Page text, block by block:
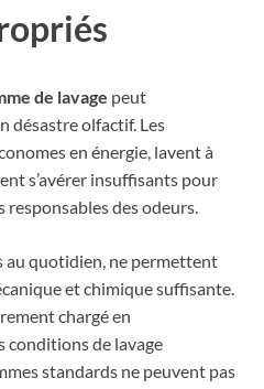
de lavage peut
désastre olfactif. Les
en énergie, lavent à
s’avérer insuffisants pour
des odeurs.
au quotidien, ne permettent
et chimique suffisante.
chargé en
conditions de lavage
standards ne peuvent pas